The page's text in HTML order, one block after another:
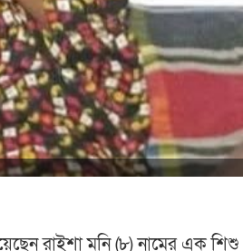
রাইশা মনি (৮) নামের এক